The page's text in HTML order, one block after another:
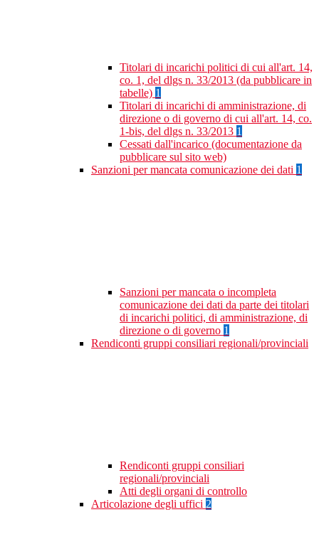
Titolari di incarichi politici di cui all'art. 14,
co. 1, del dlgs n. 33/2013 (da pubblicare in
tabelle) 1
Titolari di incarichi di amministrazione, di
direzione o di governo di cui all'art. 14, co.
1-bis, del dlgs n. 33/2013 1
Cessati dall'incarico (documentazione da
pubblicare sul sito web)
Sanzioni per mancata comunicazione dei dati 1
Sanzioni per mancata o incompleta
comunicazione dei dati da parte dei titolari
di incarichi politici, di amministrazione, di
direzione o di governo 1
Rendiconti gruppi consiliari regionali/provinciali
Rendiconti gruppi consiliari
regionali/provinciali
Atti degli organi di controllo
Articolazione degli uffici 2